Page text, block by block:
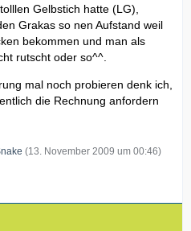
Gelbstich hatte (LG),
Grakas so nen Aufstand weil
bekommen und man als
rutscht oder so^^.
mal noch probieren denk ich,
die Rechnung anfordern
(13. November 2009 um 00:46)